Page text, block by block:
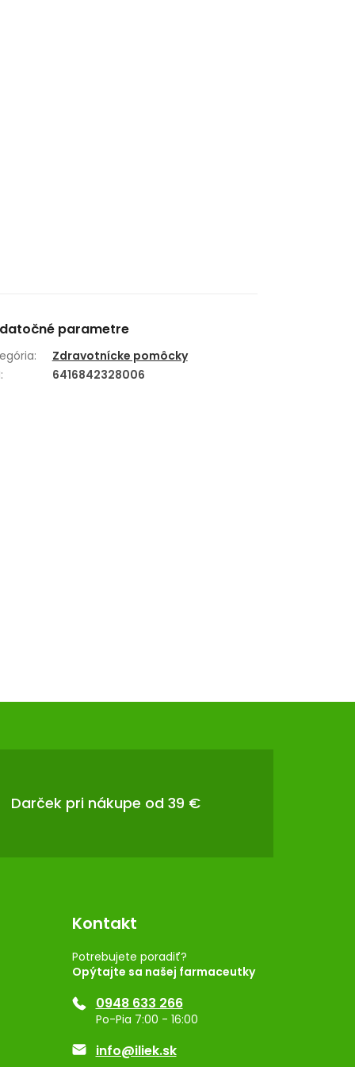
parametre
:
Zdravotnícke pomôcky
: 6416842328006
Darček pri nákupe od 39 €
Kontakt
Potrebujete poradiť?
Opýtajte sa našej farmaceutky
0948 633 266
Po-Pia 7:00 - 16:00
info@iliek.sk